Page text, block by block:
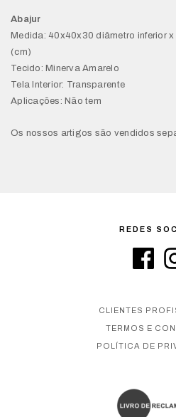
Abajur
Medida: 40x40x30 diâmetro inferior
(cm)
Tecido: Minerva Amarelo
Tela Interior: Transparente
Aplicações: Não tem
Os nossos artigos são vendidos
REDES
CLIENTES
TERMOS E
POLÍTICA DE